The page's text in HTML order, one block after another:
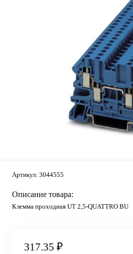
Артикул: 3044555
Описание товара:
Клемма проходная UT 2,5-QUATTRO BU
317.35 ₽